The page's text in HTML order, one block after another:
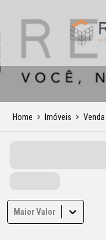
Home Imóveis Venda
Maior Valor